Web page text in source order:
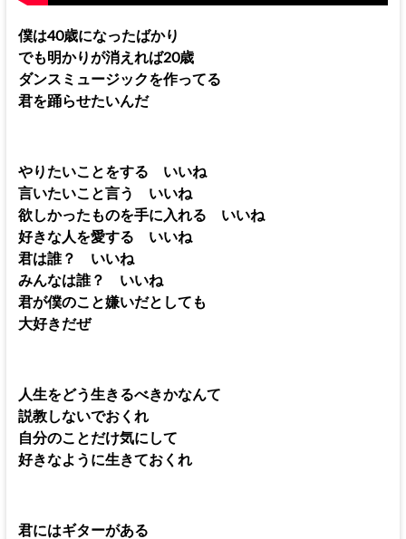
僕は40歳になったばかり
でも明かりが消えれば20歳
ダンスミュージックを作ってる
君を踊らせたいんだ
やりたいことをする いいね
言いたいこと言う いいね
欲しかったものを手に入れる いいね
好きな人を愛する いいね
君は誰？ いいね
みんなは誰？ いいね
君が僕のこと嫌いだとしても
大好きだぜ
人生をどう生きるべきかなんて
説教しないでおくれ
自分のことだけ気にして
好きなように生きておくれ
君にはギターがある